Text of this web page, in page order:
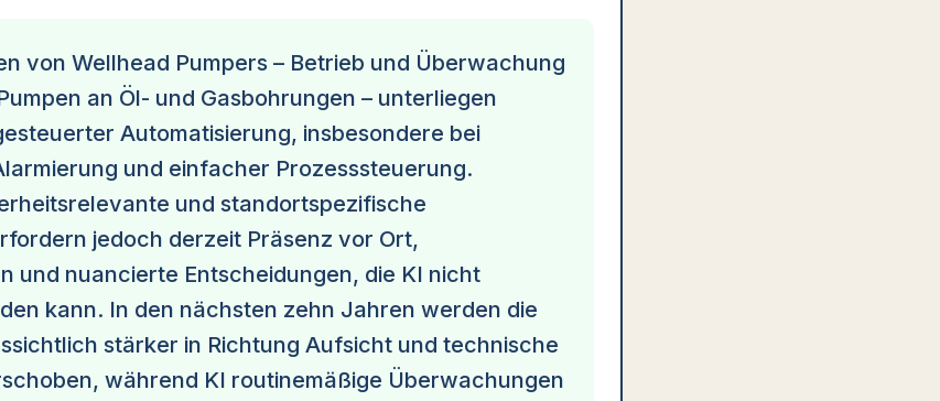
von Wellhead Pumpers – Betrieb und Überwachung
an Öl- und Gasbohrungen – unterliegen
Automatisierung, insbesondere bei
und einfacher Prozesssteuerung.
und standortspezifische
jedoch derzeit Präsenz vor Ort,
und nuancierte Entscheidungen, die KI nicht
kann. In den nächsten zehn Jahren werden die
stärker in Richtung Aufsicht und technische
während KI routinemäßige Überwachungen